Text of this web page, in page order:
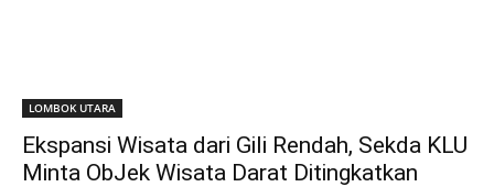
LOMBOK UTARA
Ekspansi Wisata dari Gili Rendah, Sekda KLU
Minta ObJek Wisata Darat Ditingkatkan